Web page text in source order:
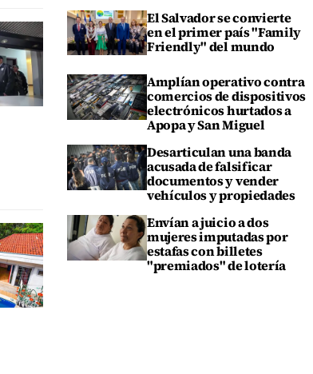
El Salvador se convierte
en el primer país "Family
Friendly" del mundo
Amplían operativo contra
comercios de dispositivos
electrónicos hurtados a
Apopa y San Miguel
Desarticulan una banda
acusada de falsificar
documentos y vender
vehículos y propiedades
Envían a juicio a dos
mujeres imputadas por
estafas con billetes
"premiados" de lotería